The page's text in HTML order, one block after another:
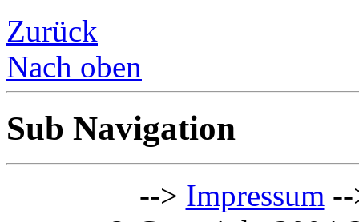
Zurück
Nach oben
Sub Navigation
--> Impressum